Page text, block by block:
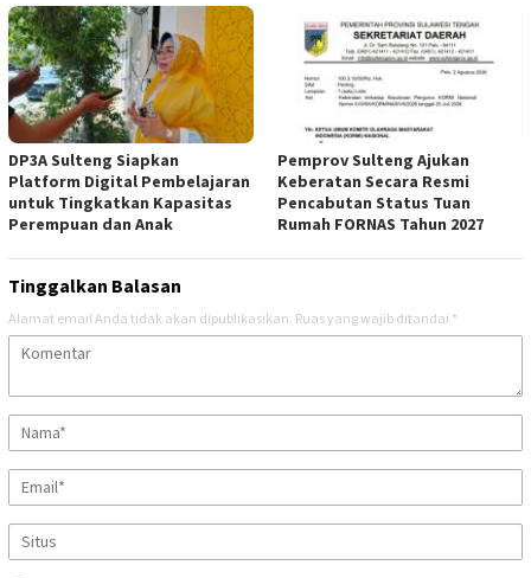
DP3A Sulteng Siapkan
Platform Digital Pembelajaran
untuk Tingkatkan Kapasitas
Perempuan dan Anak
Pemprov Sulteng Ajukan
Keberatan Secara Resmi
Pencabutan Status Tuan
Rumah FORNAS Tahun 2027
Tinggalkan Balasan
Alamat email Anda tidak akan dipublikasikan. Ruas yang wajib ditandai *